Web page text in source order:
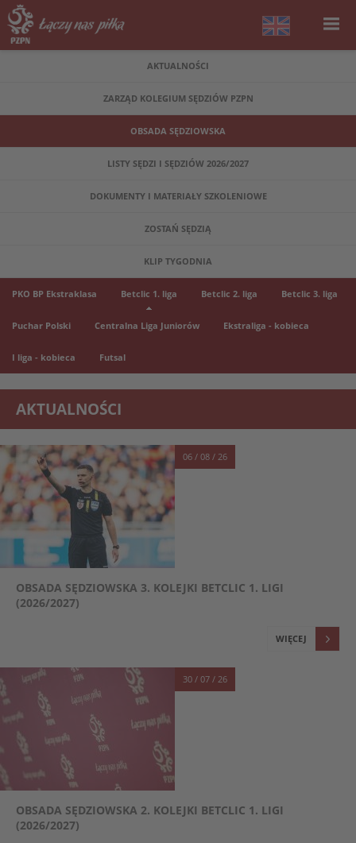
AKTUALNOŚCI
ZARZĄD KOLEGIUM SĘDZIÓW PZPN
OBSADA SĘDZIOWSKA
LISTY SĘDZI I SĘDZIÓW 2026/2027
DOKUMENTY I MATERIAŁY SZKOLENIOWE
ZOSTAŃ SĘDZIĄ
KLIP TYGODNIA
PKO BP Ekstraklasa Betclic 1. liga Betclic 2. liga Betclic 3. liga
Puchar Polski Centralna Liga Juniorów Ekstraliga - kobieca
I liga - kobieca Futsal
AKTUALNOŚCI
06 / 08 / 26
OBSADA SĘDZIOWSKA 3. KOLEJKI BETCLIC 1. LIGI
(2026/2027)
WIĘCEJ
30 / 07 / 26
OBSADA SĘDZIOWSKA 2. KOLEJKI BETCLIC 1. LIGI
(2026/2027)